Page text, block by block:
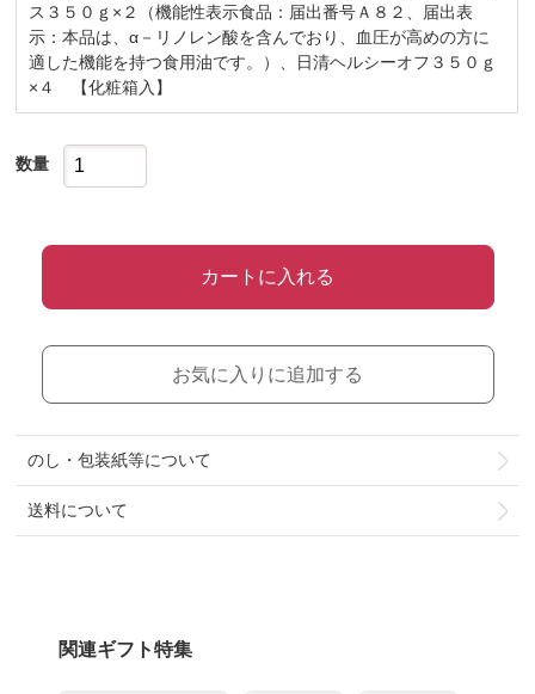
ス３５０ｇ×２（機能性表示食品：届出番号Ａ８２、届出表
示：本品は、α－リノレン酸を含んでおり、血圧が高めの方に
適した機能を持つ食用油です。）、日清ヘルシーオフ３５０ｇ
×４ 【化粧箱入】
数量
カートに入れる
お気に入りに追加する
のし・包装紙等について
送料について
関連ギフト特集